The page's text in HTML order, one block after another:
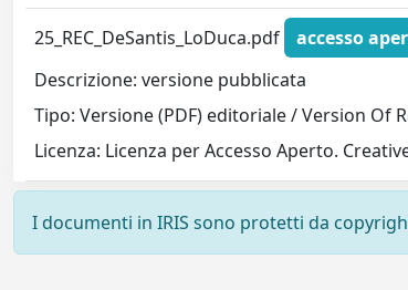
25_REC_DeSantis_LoDuca.pdf
accesso
Descrizione: versione pubblicata
Tipo: Versione (PDF) editoriale / Version Of
Licenza: Licenza per Accesso Aperto.
I documenti in IRIS sono protetti da